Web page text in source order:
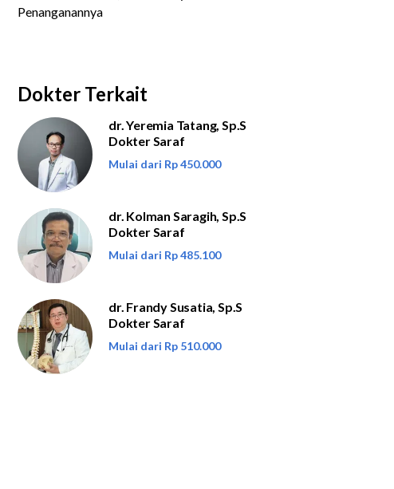
Dokter Terkait